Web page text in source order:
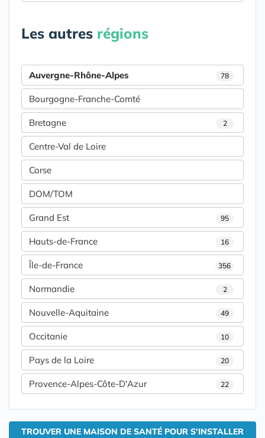
Les autres régions
Auvergne-Rhône-Alpes 78
Bourgogne-Franche-Comté
Bretagne 2
Centre-Val de Loire
Corse
DOM/TOM
Grand Est 95
Hauts-de-France 16
Île-de-France 356
Normandie 2
Nouvelle-Aquitaine 49
Occitanie 10
Pays de la Loire 20
Provence-Alpes-Côte-D'Azur 22
TROUVER UNE MAISON DE SANTÉ POUR S'INSTALLER